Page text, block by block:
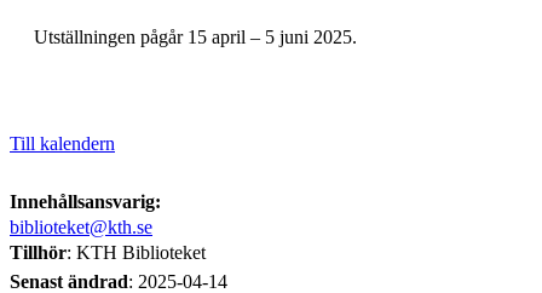
Utställningen pågår 15 april – 5 juni 2025.
Till kalendern
Innehållsansvarig:
biblioteket@kth.se
Tillhör: KTH Biblioteket
Senast ändrad: 2025-04-14